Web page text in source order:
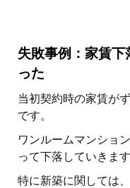
失敗事例：家賃
った
当初契約時の家賃が
です。
ワンルームマンショ
って下落していきます
特に新築に関しては